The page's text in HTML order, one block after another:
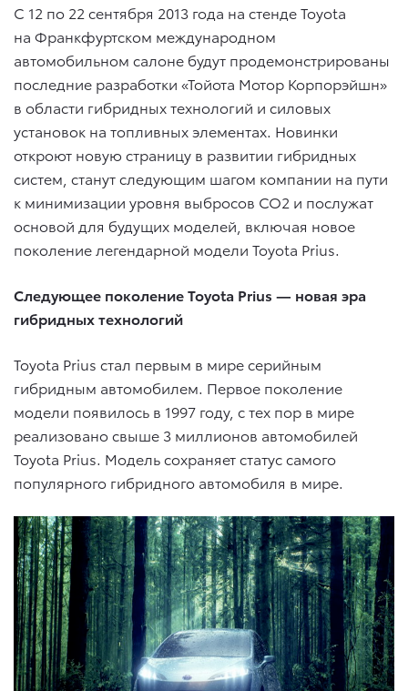
С 12 по 22 сентября 2013 года на стенде Toyota
на Франкфуртском международном
автомобильном салоне будут продемонстрированы
последние разработки «Тойота Мотор Корпорэйшн»
в области гибридных технологий и силовых
установок на топливных элементах. Новинки
откроют новую страницу в развитии гибридных
систем, станут следующим шагом компании на пути
к минимизации уровня выбросов CO2 и послужат
основой для будущих моделей, включая новое
поколение легендарной модели Toyota Prius.
Следующее поколениеToyota Prius — новая эра
гибридных технологий
Toyota Prius стал первым в мире серийным
гибридным автомобилем. Первое поколение
модели появилось в 1997 году, с тех пор в мире
реализовано свыше 3 миллионов автомобилей
Toyota Prius. Модель сохраняет статус самого
популярного гибридного автомобиля в мире.